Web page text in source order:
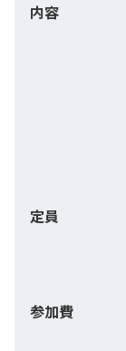
内容
定員
参加費